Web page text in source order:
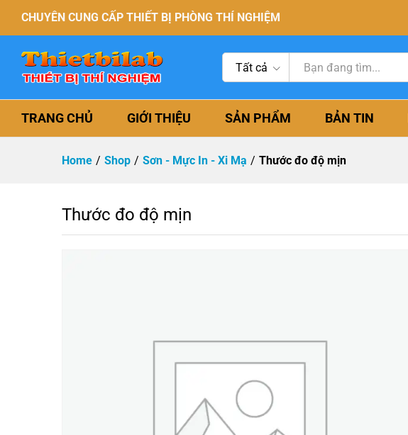
CHUYÊN CUNG CẤP THIẾT BỊ PHÒNG THÍ NGHIỆM
Tất cả
TRANG CHỦ GIỚI THIỆU SẢN PHẨM BẢN TIN
Home / Shop / Sơn - Mực In - Xi Mạ / Thước đo độ mịn
Thước đo độ mịn